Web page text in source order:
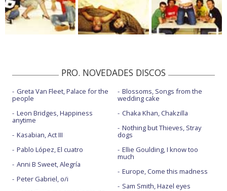
PRO. NOVEDADES DISCOS
Greta Van Fleet, Palace for the
people
Leon Bridges, Happiness
anytime
Kasabian, Act III
Pablo López, El cuatro
Anni B Sweet, Alegría
Peter Gabriel, o/i
Blossoms, Songs from the
wedding cake
Chaka Khan, Chakzilla
Nothing but Thieves, Stray
dogs
Ellie Goulding, I know too
much
Europe, Come this madness
Sam Smith, Hazel eyes